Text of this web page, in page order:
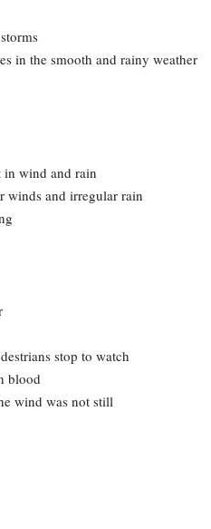
in the smooth and rainy weather
in wind and rain
winds and irregular rain
stop to watch
blood
wind was not still